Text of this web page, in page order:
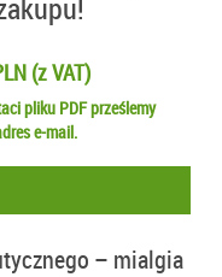
(z VAT)
pliku PDF prześlemy
e-mail.
– mialgia